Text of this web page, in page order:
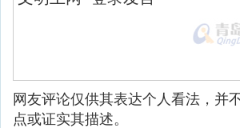
网友评论仅供其表达个人看法，并
点或证实其描述。